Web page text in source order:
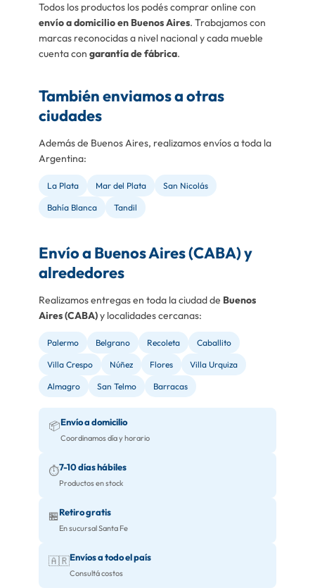
Todos los productos los podés comprar online con
envío a domicilio en Buenos Aires. Trabajamos con
marcas reconocidas a nivel nacional y cada mueble
cuenta con garantía de fábrica.
También enviamos a otras
ciudades
Además de Buenos Aires, realizamos envíos a toda la
Argentina:
La Plata Mar del Plata San Nicolás
Bahía Blanca Tandil
Envío a Buenos Aires (CABA) y
alrededores
Realizamos entregas en toda la ciudad de Buenos
Aires (CABA)y localidades cercanas:
Palermo Belgrano Recoleta Caballito
Villa Crespo Núñez Flores Villa Urquiza
Almagro San Telmo Barracas
📦Envío a domicilio
Coordinamos día y horario
⏱️7-10 días hábiles
Productos en stock
🏪Retiro gratis
En sucursal Santa Fe
🇦🇷Envíos a todo el país
Consultá costos